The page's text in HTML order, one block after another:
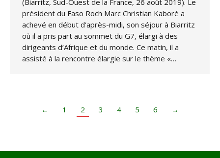
(Biarritz, Sud-Ouest de la France, 26 août 2019). Le
président du Faso Roch Marc Christian Kaboré a
achevé en début d’après-midi, son séjour à Biarritz
où il a pris part au sommet du G7, élargi à des
dirigeants d’Afrique et du monde. Ce matin, il a
assisté à la rencontre élargie sur le thème «…
← 1 2 3 4 5 6 →